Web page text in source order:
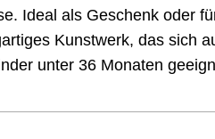
Ideal als Geschenk oder
Kunstwerk, das sich
unter 36 Monaten